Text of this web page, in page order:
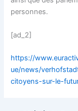
personnes.
[ad_2]
https://
ue/news/
citoyens-sur-le-